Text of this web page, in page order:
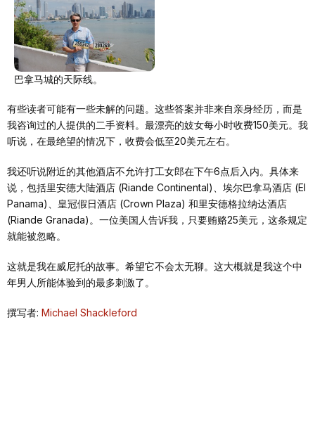
巴拿马城的天际线。
有些读者可能有一些未解的问题。这些答案并非来自亲身经历，而是
我咨询过的人提供的二手资料。最漂亮的妓女每小时收费150美元。我
听说，在最绝望的情况下，收费会低至20美元左右。
我还听说附近的其他酒店不允许打工女郎在下午6点后入内。具体来
说，包括里安德大陆酒店 (Riande Continental)、埃尔巴拿马酒店 (El
Panama)、皇冠假日酒店 (Crown Plaza) 和里安德格拉纳达酒店
(Riande Granada)。一位美国人告诉我，只要贿赂25美元，这条规定
就能被忽略。
这就是我在威尼托的故事。希望它不会太无聊。这大概就是我这个中
年男人所能体验到的最多刺激了。
撰写者: Michael Shackleford